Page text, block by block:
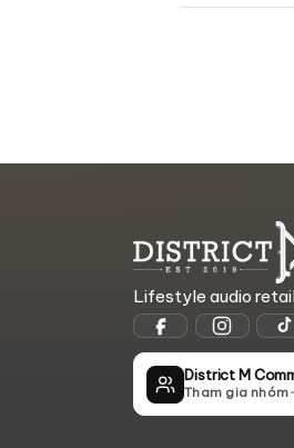
Lifestyle audio
District M
Tham gia nhóm